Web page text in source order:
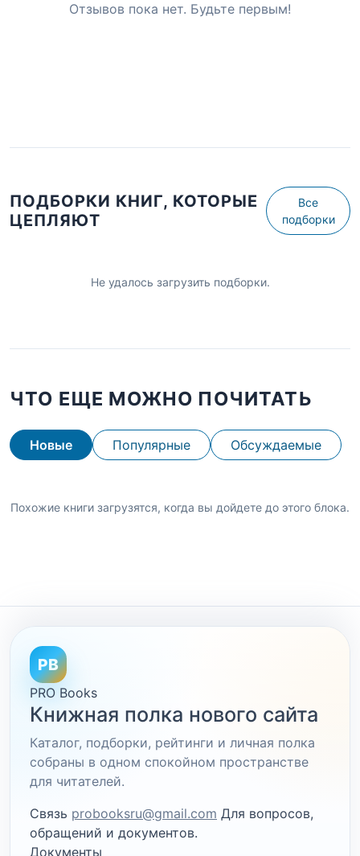
Отзывов пока нет. Будьте первым!
ПОДБОРКИ КНИГ, КОТОРЫЕ
ЦЕПЛЯЮТ
Все
подборки
Не удалось загрузить подборки.
ЧТО ЕЩЕ МОЖНО ПОЧИТАТЬ
Новые Популярные Обсуждаемые
Похожие книги загрузятся, когда вы дойдете до этого блока.
PB
PRO Books
Книжная полка нового сайта
Каталог, подборки, рейтинги и личная полка
собраны в одном спокойном пространстве
для читателей.
Связь probooksru@gmail.com Для вопросов,
обращений и документов.
Документы